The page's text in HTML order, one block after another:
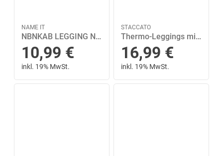
NAME IT
NBNKAB LEGGING NOOS Weiß 80
10,99 €
inkl. 19% MwSt.
STACCATO
Thermo-Leggings mit Allover-Prints 92/98 bequem - Marine-aop
16,99 €
inkl. 19% MwSt.